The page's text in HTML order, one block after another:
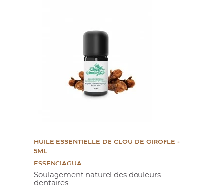
HUILE ESSENTIELLE DE CLOU DE GIROFLE -
5ML
ESSENCIAGUA
Soulagement naturel des douleurs
dentaires